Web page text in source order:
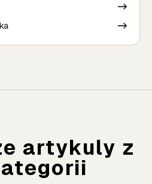
->
->
artykuly z